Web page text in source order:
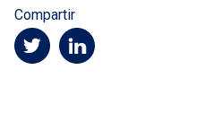
Compartir